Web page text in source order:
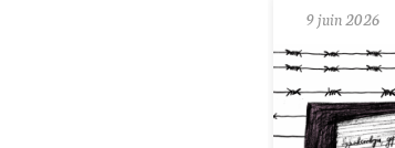
9 juin 2026